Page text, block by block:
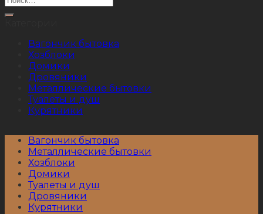
Вагончик бытовка
Хозблоки
Домики
Дровяники
Металлические бытовки
Туалеты и душ
Курятники
Вагончик бытовка
Металлические бытовки
Хозблоки
Домики
Туалеты и душ
Дровяники
Курятники